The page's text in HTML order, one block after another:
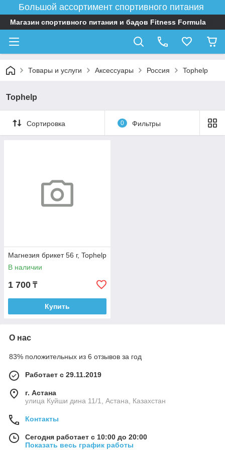
Большой ассортимент спортивного питания
Магазин спортивного питания и бадов Fitness Formula
Товары и услуги Аксессуары Россия Tophelp
Tophelp
Сортировка 0 Фильтры
Магнезия брикет 56 г, Tophelp
В наличии
1 700 ₸
Купить
О нас
83% положительных из 6 отзывов за год
Работает с 29.11.2019
г. Астана
улица Куйши дина 11/1, Астана, Казахстан
Контакты
Сегодня работает с 10:00 до 20:00
Показать весь график работы